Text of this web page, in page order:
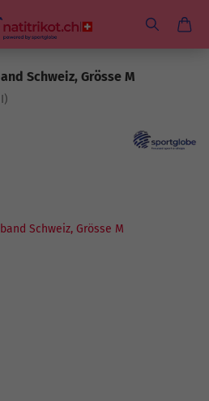
Schweiz, Grösse M
)